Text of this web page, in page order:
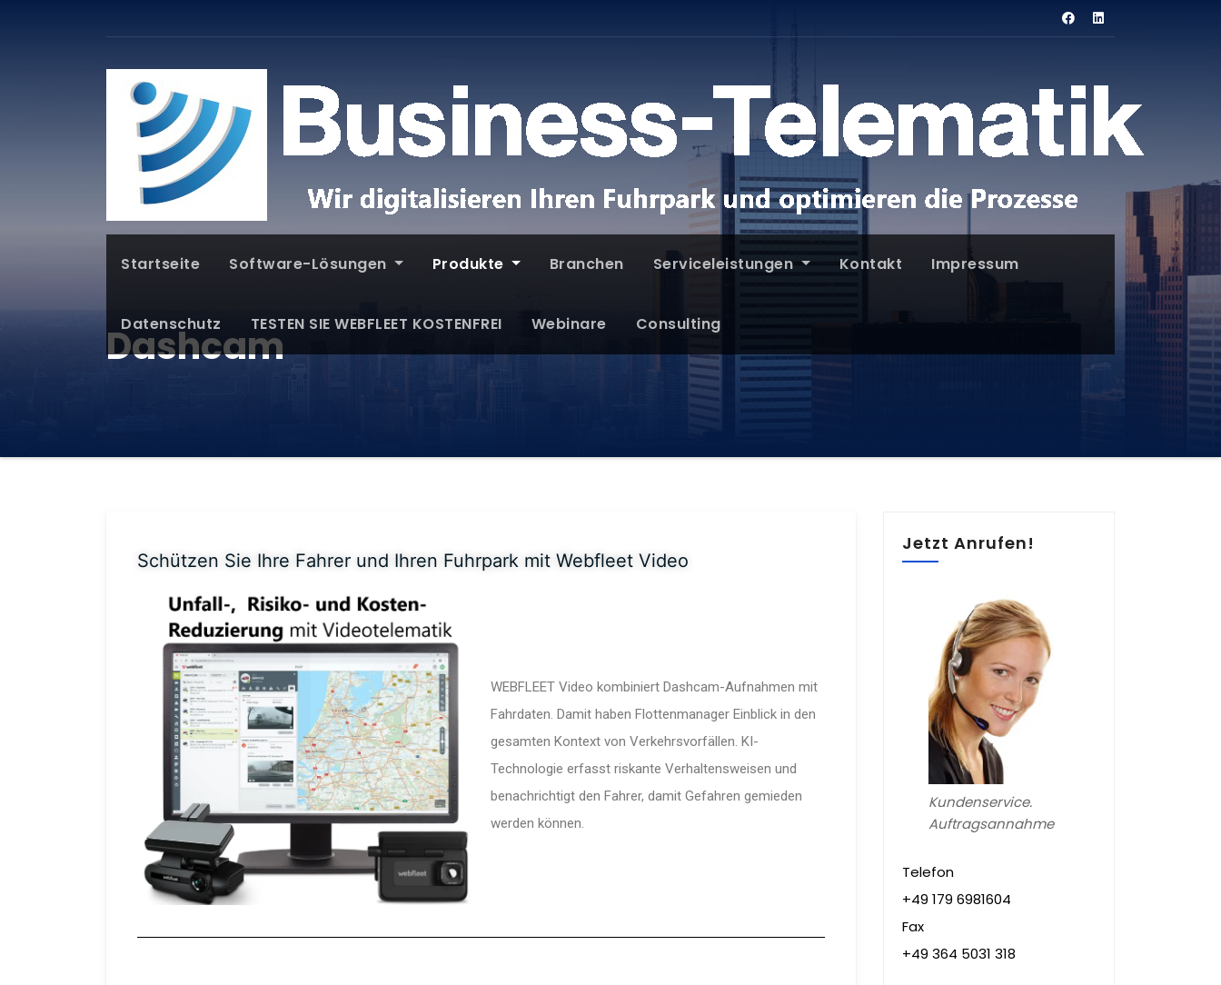
Startseite Software-Lösungen Produkte Branchen Serviceleistungen Kontakt Impressum
Datenschutz TESTEN SIE WEBFLEET KOSTENFREI Webinare Consulting
Dashcam
Schützen Sie Ihre Fahrer und Ihren Fuhrpark mit Webfleet Video
WEBFLEET Video kombiniert Dashcam-Aufnahmen mit
Fahrdaten. Damit haben Flottenmanager Einblick in den
gesamten Kontext von Verkehrsvorfällen. KI-
Technologie erfasst riskante Verhaltensweisen und
benachrichtigt den Fahrer, damit Gefahren gemieden
werden können.
Jetzt Anrufen!
Kundenservice.
Auftragsannahme
Telefon
+49 179 6981604
Fax
+49 364 5031 318